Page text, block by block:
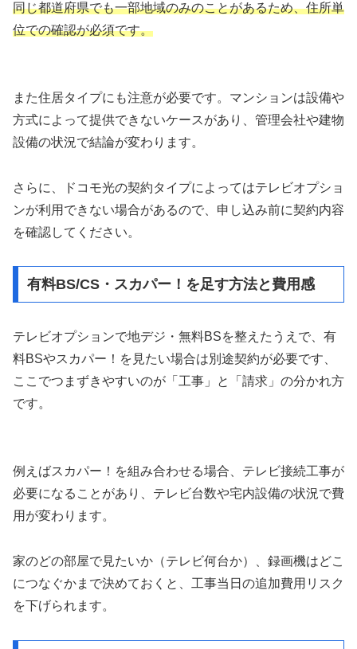
同じ都道府県でも一部地域のみのことがあるため、住所単
位での確認が必須です。
また住居タイプにも注意が必要です。マンションは設備や
方式によって提供できないケースがあり、管理会社や建物
設備の状況で結論が変わります。
さらに、ドコモ光の契約タイプによってはテレビオプショ
ンが利用できない場合があるので、申し込み前に契約内容
を確認してください。
有料BS/CS・スカパー！を足す方法と費用感
テレビオプションで地デジ・無料BSを整えたうえで、有
料BSやスカパー！を見たい場合は別途契約が必要です、
ここでつまずきやすいのが「工事」と「請求」の分かれ方
です。
例えばスカパー！を組み合わせる場合、テレビ接続工事が
必要になることがあり、テレビ台数や宅内設備の状況で費
用が変わります。
家のどの部屋で見たいか（テレビ何台か）、録画機はどこ
につなぐかまで決めておくと、工事当日の追加費用リスク
を下げられます。